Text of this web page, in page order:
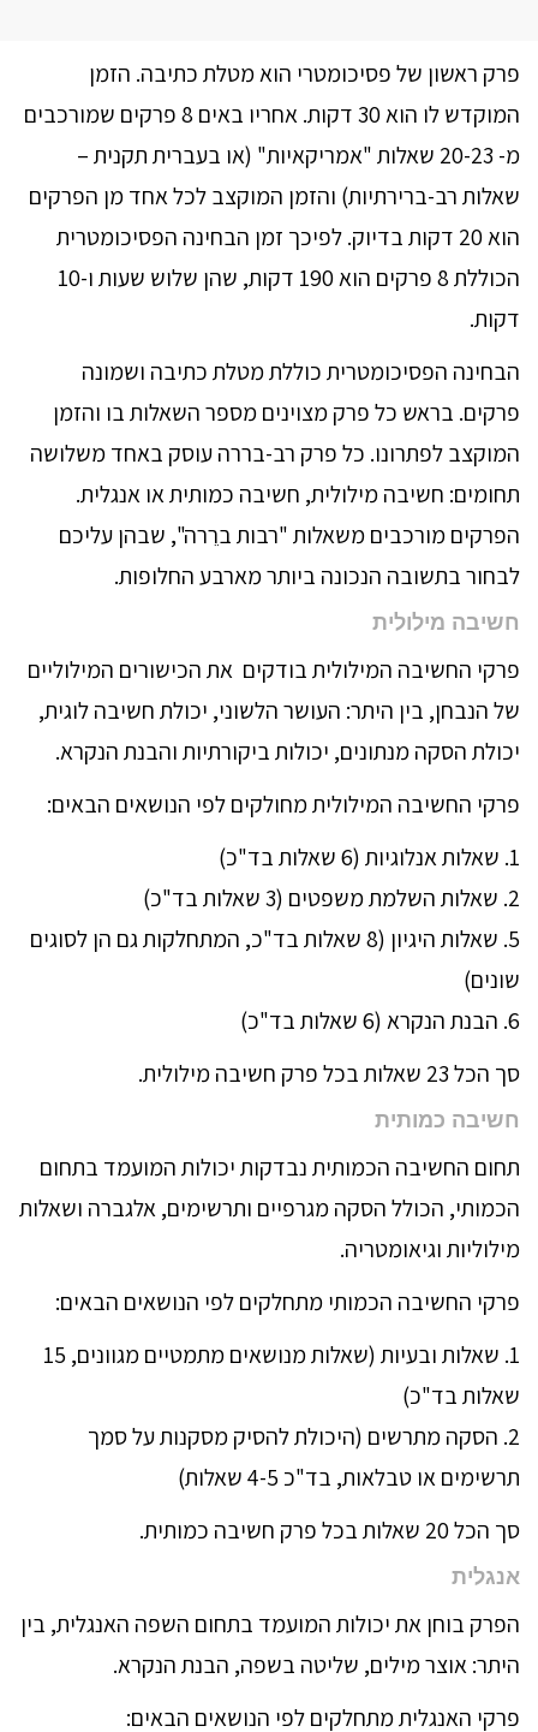
פרק ראשון של פסיכומטרי הוא מטלת כתיבה. הזמן
המוקדש לו הוא 30 דקות. אחריו באים 8 פרקים שמורכבים
מ- 20-23 שאלות "אמריקאיות" (או בעברית תקנית –
שאלות רב-ברירתיות) והזמן המוקצב לכל אחד מן הפרקים
הוא 20 דקות בדיוק. לפיכך זמן הבחינה הפסיכומטרית
הכוללת 8 פרקים הוא 190 דקות, שהן שלוש שעות ו-10
דקות.
הבחינה הפסיכומטרית כוללת מטלת כתיבה ושמונה
פרקים. בראש כל פרק מצוינים מספר השאלות בו והזמן
המוקצב לפתרונו. כל פרק רב-בררה עוסק באחד משלושה
תחומים: חשיבה מילולית, חשיבה כמותית או אנגלית.
הפרקים מורכבים משאלות "רבות ברֵרה", שבהן עליכם
לבחור בתשובה הנכונה ביותר מארבע החלופות.
חשיבה מילולית
פרקי החשיבה המילולית בודקים את הכישורים המילוליים
של הנבחן, בין היתר: העושר הלשוני, יכולת חשיבה לוגית,
יכולת הסקה מנתונים, יכולות ביקורתיות והבנת הנקרא.
פרקי החשיבה המילולית מחולקים לפי הנושאים הבאים:
1. שאלות אנלוגיות (6 שאלות בד"כ)
2. שאלות השלמת משפטים (3 שאלות בד"כ)
5. שאלות היגיון (8 שאלות בד"כ, המתחלקות גם הן לסוגים
שונים)
6. הבנת הנקרא (6 שאלות בד"כ)
סך הכל 23 שאלות בכל פרק חשיבה מילולית.
חשיבה כמותית
תחום החשיבה הכמותית נבדקות יכולות המועמד בתחום
הכמותי, הכולל הסקה מגרפיים ותרשימים, אלגברה ושאלות
מילוליות וגיאומטריה.
פרקי החשיבה הכמותי מתחלקים לפי הנושאים הבאים:
1. שאלות ובעיות (שאלות מנושאים מתמטיים מגוונים, 15
שאלות בד"כ)
2. הסקה מתרשים (היכולת להסיק מסקנות על סמך
תרשימים או טבלאות, בד"כ 4-5 שאלות)
סך הכל 20 שאלות בכל פרק חשיבה כמותית.
אנגלית
הפרק בוחן את יכולות המועמד בתחום השפה האנגלית, בין
היתר: אוצר מילים, שליטה בשפה, הבנת הנקרא.
פרקי האנגלית מתחלקים לפי הנושאים הבאים: